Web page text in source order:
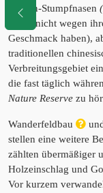
Tonkin-Stumpfnasen
Regel nicht wegen
Geschmack haben),
traditionellen
Verbreitungsgebiet
die fast täglich
Nature Reserve zu
Wanderfeldbau
stellen eine weitere
zählten übermäßiger
Holzeinschlag und
Vor kurzem